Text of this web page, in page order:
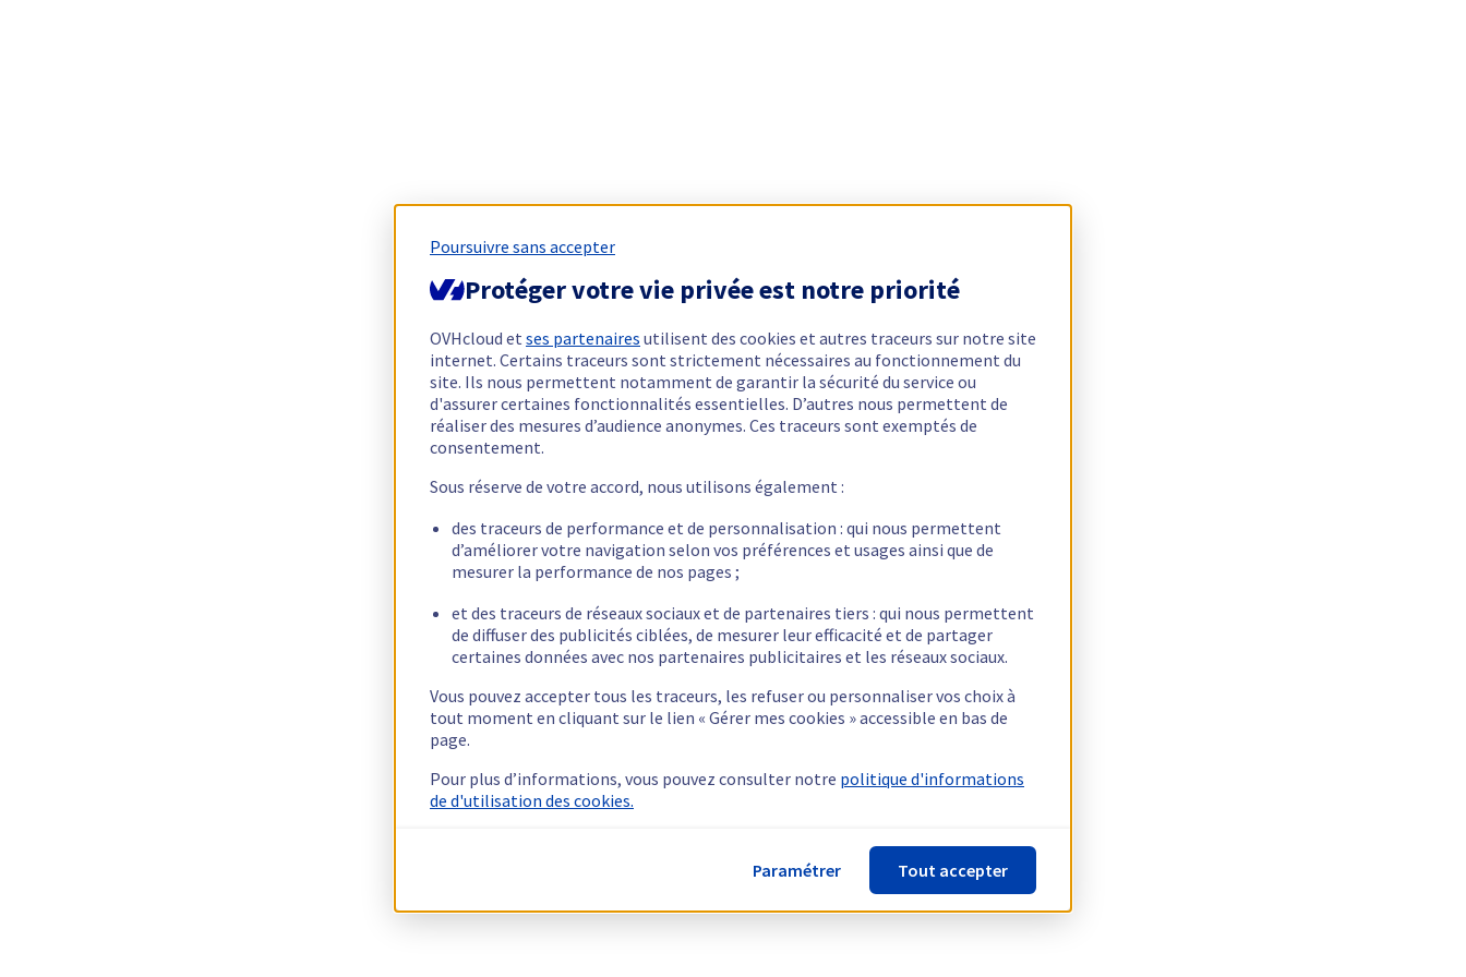
Poursuivre sans accepter
Protéger votre vie privée est notre priorité
OVHcloud et ses partenaires utilisent des cookies et autres traceurs sur notre site
internet. Certains traceurs sont strictement nécessaires au fonctionnement du
site. Ils nous permettent notamment de garantir la sécurité du service ou
d'assurer certaines fonctionnalités essentielles. D’autres nous permettent de
réaliser des mesures d’audience anonymes. Ces traceurs sont exemptés de
consentement.
Sous réserve de votre accord, nous utilisons également :
des traceurs de performance et de personnalisation : qui nous permettent
d’améliorer votre navigation selon vos préférences et usages ainsi que de
mesurer la performance de nos pages ;
et des traceurs de réseaux sociaux et de partenaires tiers : qui nous permettent
de diffuser des publicités ciblées, de mesurer leur efficacité et de partager
certaines données avec nos partenaires publicitaires et les réseaux sociaux.
Vous pouvez accepter tous les traceurs, les refuser ou personnaliser vos choix à
tout moment en cliquant sur le lien « Gérer mes cookies » accessible en bas de
page.
Pour plus d’informations, vous pouvez consulter notre politique d'informations
de d'utilisation des cookies.
Paramétrer Tout accepter